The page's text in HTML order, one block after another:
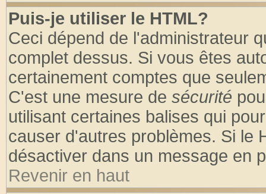
Puis-je utiliser le HTML?
Ceci dépend de l'administrateur
complet dessus. Si vous êtes
certainement comptes que
C'est une mesure de sécurité
utilisant certaines balises qui
causer d'autres problèmes. Si le
désactiver dans un message en
Revenir en haut